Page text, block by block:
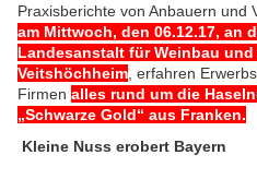
Praxisberichte von Anbauern und
am Mittwoch, den 06.12.17, an
Landesanstalt für Weinbau und
Veitshöchheim , erfahren
Firmen alles rund um die
„Schwarze Gold“ aus Franken.
Kleine Nuss erobert Bayern